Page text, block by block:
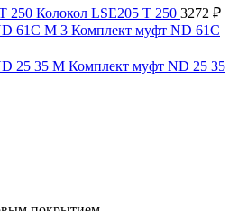
Колокол LSE205 T 250 3272 ₽
Комплект муфт ND 61C
Комплект муфт ND 25 35